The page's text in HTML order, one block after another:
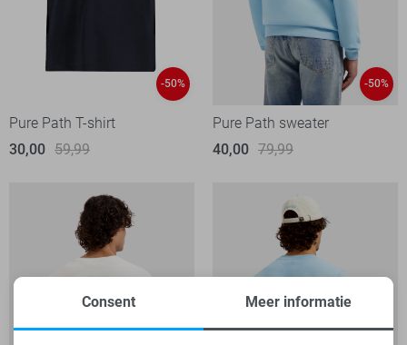
-50%
Pure Path T-shirt
30,00 59,99
-50%
Pure Path sweater
40,00 79,99
Consent Meer informatie